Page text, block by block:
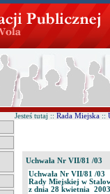
Jesteś tutaj :: Rada Miejska ::
Uchwała Nr VII/81 /03
Uchwała Nr VII/81 /03
Rady Miejskiej w
z dnia 28 kwietnia